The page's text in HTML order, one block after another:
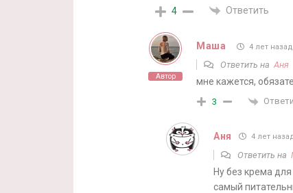
4 Ответить
Автор
Маша 4 лет назад
Ответить наАня
мне кажется,
3
Аня 4 лет
Ответить на
Ну без крема
самый